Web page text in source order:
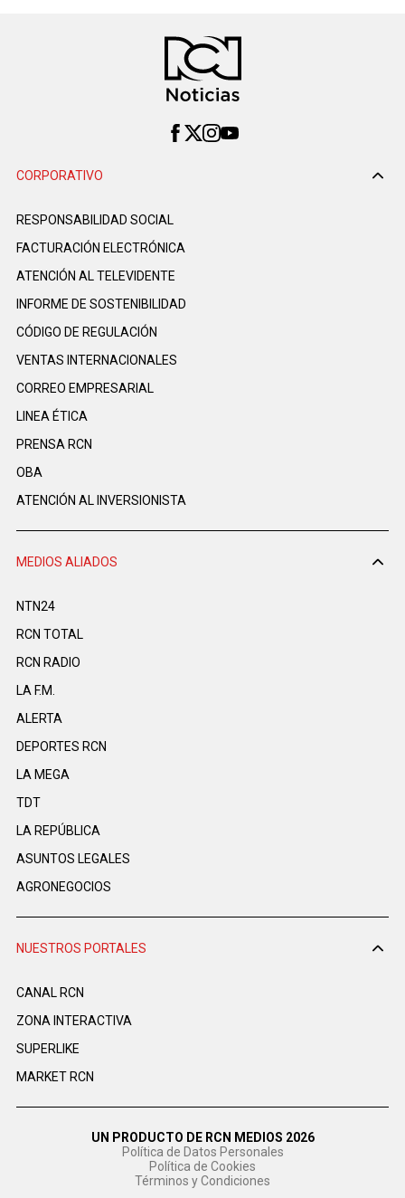
CORPORATIVO
RESPONSABILIDAD SOCIAL
FACTURACIÓN ELECTRÓNICA
ATENCIÓN AL TELEVIDENTE
INFORME DE SOSTENIBILIDAD
CÓDIGO DE REGULACIÓN
VENTAS INTERNACIONALES
CORREO EMPRESARIAL
LINEA ÉTICA
PRENSA RCN
OBA
ATENCIÓN AL INVERSIONISTA
MEDIOS ALIADOS
NTN24
RCN TOTAL
RCN RADIO
LA F.M.
ALERTA
DEPORTES RCN
LA MEGA
TDT
LA REPÚBLICA
ASUNTOS LEGALES
AGRONEGOCIOS
NUESTROS PORTALES
CANAL RCN
ZONA INTERACTIVA
SUPERLIKE
MARKET RCN
UN PRODUCTO DE RCN MEDIOS 2026
Política de Datos Personales
Política de Cookies
Términos y Condiciones